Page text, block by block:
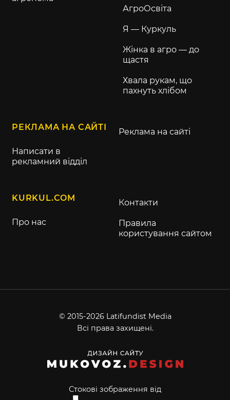
АгроОсвіта
Я — Куркуль
Жінка в агро — до
щастя
Хвала рукам, що
пахнуть хлібом
РЕКЛАМА НА САЙТІ
Написати в
рекламний відділ
Реклама на сайті
KURKUL.COM
Про нас
Контакти
Правила
користування сайтом
© 2015-2026 Latifundist Media
Всі права захищені.
Стокові зображення від